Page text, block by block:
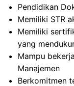
Pendidikan
Memiliki STR
Memiliki
yang
Mampu
Manajemen
Berkomitmen